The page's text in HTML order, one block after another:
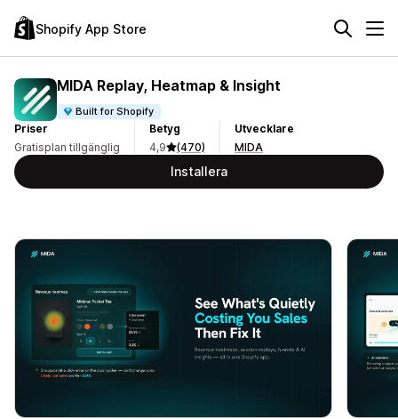
Shopify App Store
MIDA Replay, Heatmap & Insight
Built for Shopify
Priser
Gratisplan tillgänglig
Betyg
4,9
(470)
Utvecklare
MIDA
Installera